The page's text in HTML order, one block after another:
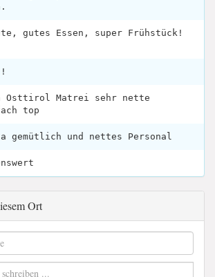
gutes Essen, super Frühstück!
Osttirol Matrei sehr nette
top
gemütlich und nettes Personal
Ort